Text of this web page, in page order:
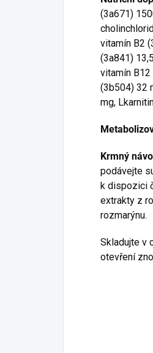
(3a671)
vitamín B2
(3a841)
vitamín
(3b504) 32
mg,
Krmný
podávejte
k dispozici
extrakty z
rozmarýnu.
Skladujte v
otevření